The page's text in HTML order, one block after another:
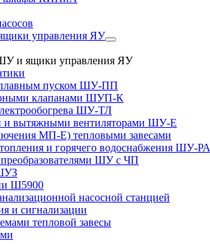
управления ЯУ
и ящики управления ЯУ
плавным пуском ШУ-ПП
клапанами ШУП-К
ШУ-ТЛ
вытяжными вентиляторами ШУ-Е
МП-Е) тепловыми завесами
и горячего водоснабжения ШУ-РА
ШУ с ЧП
Ш5900
насосной станцией
сигнализации
тепловой завесы